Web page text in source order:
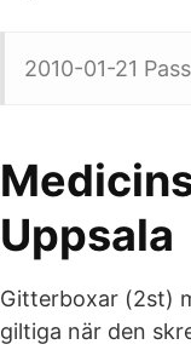
2010-01-21
Uppsala
Gitterboxar (2st)
giltiga när den